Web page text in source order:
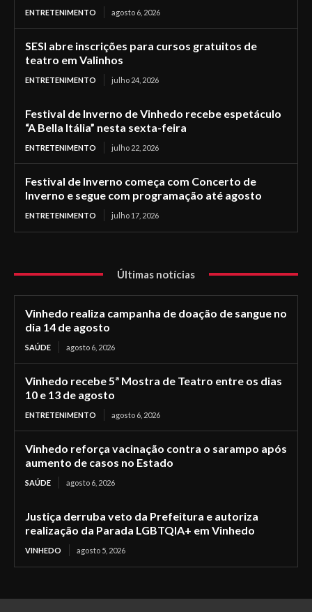
ENTRETENIMENTO agosto 6, 2026
SESI abre inscrições para cursos gratuitos de
teatro em Valinhos
ENTRETENIMENTO julho 24, 2026
Festival de Inverno de Vinhedo recebe espetáculo
“A Bella Itália” nesta sexta-feira
ENTRETENIMENTO julho 22, 2026
Festival de Inverno começa com Concerto de
Inverno e segue com programação até agosto
ENTRETENIMENTO julho 17, 2026
Últimas notícias
Vinhedo realiza campanha de doação de sangue no
dia 14 de agosto
SAÚDE agosto 6, 2026
Vinhedo recebe 5ª Mostra de Teatro entre os dias
10 e 13 de agosto
ENTRETENIMENTO agosto 6, 2026
Vinhedo reforça vacinação contra o sarampo após
aumento de casos no Estado
SAÚDE agosto 6, 2026
Justiça derruba veto da Prefeitura e autoriza
realização da Parada LGBTQIA+ em Vinhedo
VINHEDO agosto 5, 2026